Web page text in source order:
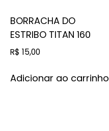
BORRACHA DO
ESTRIBO TITAN 160
R$ 15,00
Adicionar ao carrinho